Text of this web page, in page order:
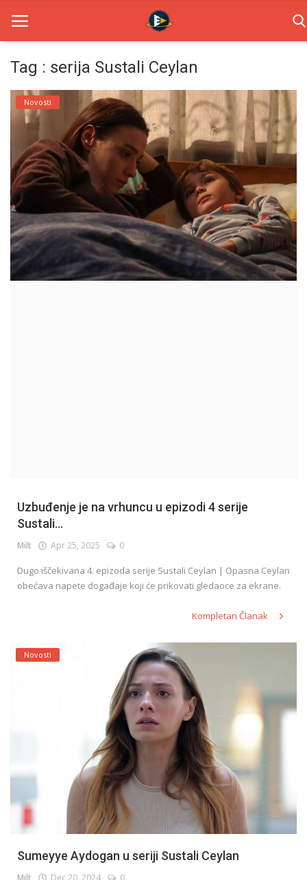
Home
Novosti
TV Serije
Filmovi
Glumci
Contact
Login
Tag : serija Sustali Ceylan
Novosti
Uzbuđenje je na vrhuncu u epizodi 4 serije
Sustali...
Milt Apr 25, 2025 0
Dugo iščekivana 4. epizoda serije Sustali Ceylan | Opasna Ceylan
obećava napete događaje koji će prikovati gledaoce za ekrane.
Kompletan Članak
Novosti
Sumeyye Aydogan u seriji Sustali Ceylan
Milt Dec 20, 2024 0